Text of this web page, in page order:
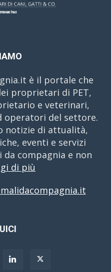
è il portale che
proprietari di PET,
e veterinari,
operatori del settore.
notizie di attualità,
eventi e servizi
compagnia e non
di più